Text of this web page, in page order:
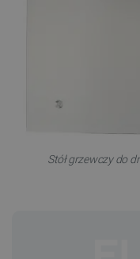
Stół grzewczy do